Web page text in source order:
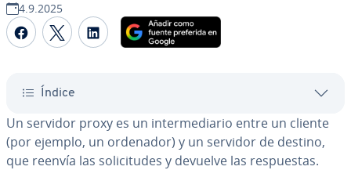
4.9.2025
Compartir Facebook
Compartir Twitter
Compartir LinkedIn
Índice
Un servidor proxy es un in­te­r­me­dia­rio entre un cliente
(por ejemplo, un ordenador) y un servidor de destino,
que reenvía las so­li­ci­tu­des y devuelve las re­s­pue­s­tas.